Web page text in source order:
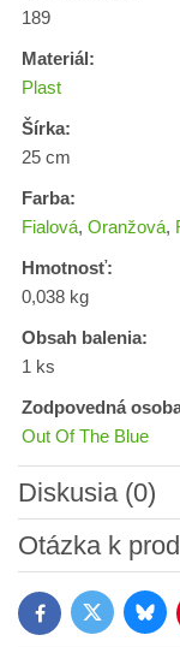
189
Materiál:
Plast
Šírka:
25 cm
Farba:
Fialová, Oranžová,
Hmotnosť:
0,038 kg
Obsah balenia:
1 ks
Zodpovedná
Out Of The Blue
Diskusia (0)
Nový
Názov:
Otázka k
FacebookTwitter